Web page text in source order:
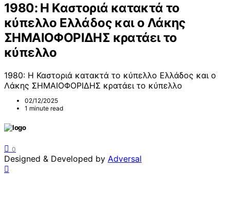
1980: Η Καστοριά κατακτά το
κύπελλο Ελλάδος και ο Λάκης
ΣΗΜΑΙΟΦΟΡΙΔΗΣ κρατάει το
κύπελλο
1980: Η Καστοριά κατακτά το κύπελλο Ελλάδος και ο
Λάκης ΣΗΜΑΙΟΦΟΡΙΔΗΣ κρατάει το κύπελλο
02/12/2025
1 minute read
0
Designed & Developed by Adversal